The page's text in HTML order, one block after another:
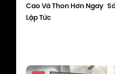
Cao Và Thon Hơn Ngay
Lập Tức